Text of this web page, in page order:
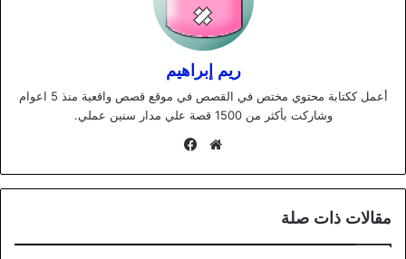
ريم إبراهيم
أعمل ككتابة محتوي مختص في القصص في موقع قصص واقعية منذ 5 اعوام
وشاركت بأكثر من 1500 قصة علي مدار سنين عملي.
موقع
مقالات ذات صلة